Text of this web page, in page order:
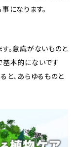
になります。
。意識がないものと
基本的にないです
と、あらゆるものと